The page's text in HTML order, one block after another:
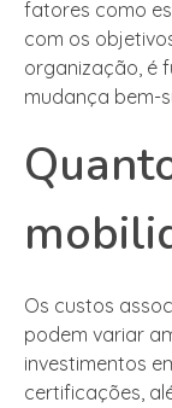
fatores como
com os
organização, é
mudança bem-
Os custos
podem variar
investimentos
certificações,